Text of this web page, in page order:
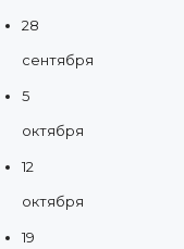
28
сентября
5
октября
12
октября
19